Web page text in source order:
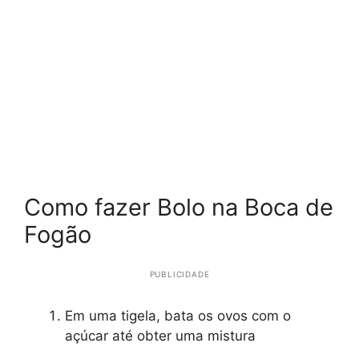
Como fazer Bolo na Boca de
Fogão
PUBLICIDADE
Em uma tigela, bata os ovos com o
açúcar até obter uma mistura